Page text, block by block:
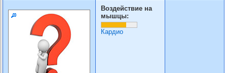
Воздействие на
мышцы:
Кардио